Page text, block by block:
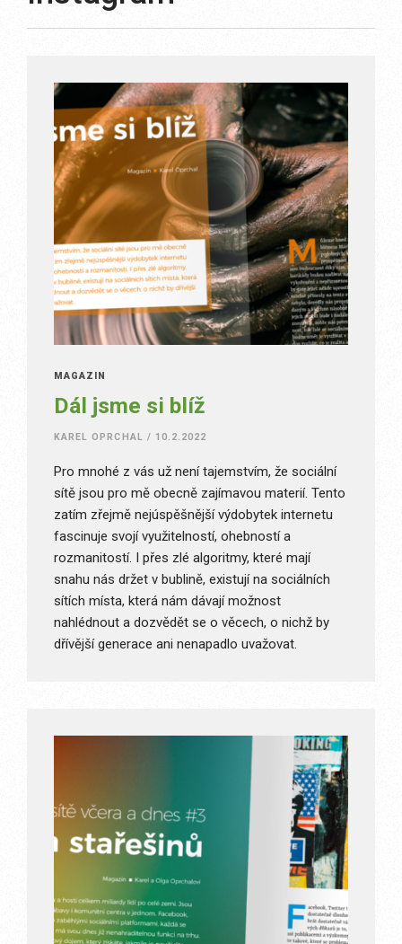
MAGAZÍN
Dál jsme si blíž
KAREL OPRCHAL / 10.2.2022
Pro mnohé z vás už není tajemstvím, že sociální
sítě jsou pro mě obecně zajímavou materií. Tento
zatím zřejmě nejúspěšnější výdobytek internetu
fascinuje svojí využitelností, ohebností a
rozmanitostí. I přes zlé algoritmy, které mají
snahu nás držet v bublině, existují na sociálních
sítích místa, která nám dávají možnost
nahlédnout a dozvědět se o věcech, o nichž by
dřívější generace ani nenapadlo uvažovat.